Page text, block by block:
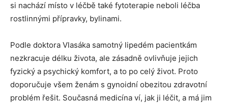
si nachází místo v léčbě také fytoterapie neboli léčba
rostlinnými přípravky, bylinami.
Podle doktora Vlasáka samotný lipedém pacientkám
nezkracuje délku života, ale zásadně ovlivňuje jejich
fyzický a psychický komfort, a to po celý život. Proto
doporučuje všem ženám s gynoidní obezitou zdravotní
problém řešit. Současná medicína ví, jak ji léčit, a má jim